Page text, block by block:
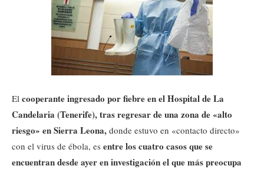
El cooperante ingresado por fiebre en el Hospital de La
Candelaria (Tenerife), tras regresar de una zona de «alto
riesgo» en Sierra Leona, donde estuvo en «contacto directo»
con el virus de ébola, es entre los cuatro casos que se
encuentran desde ayer en investigación el que más preocupa